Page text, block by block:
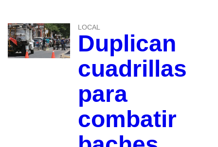
LOCAL
Duplican
cuadrillas
para
combatir